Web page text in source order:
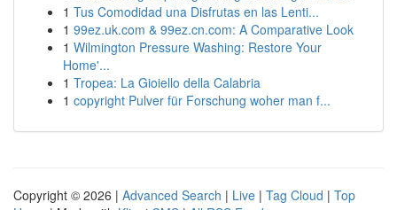
1 Tus Comodidad una Disfrutas en las Lenti...
1 99ez.uk.com & 99ez.cn.com: A Comparative Look
1 Wilmington Pressure Washing: Restore Your
Home'...
1 Tropea: La Gioiello della Calabria
1 copyright Pulver für Forschung woher man f...
Copyright © 2026 | Advanced Search | Live | Tag Cloud | Top